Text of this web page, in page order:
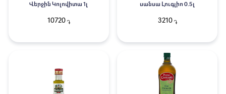
Վերջին Կոլովիտա 1լ
10720֏
սանսա Լուգլիո 0.5լ
3210֏